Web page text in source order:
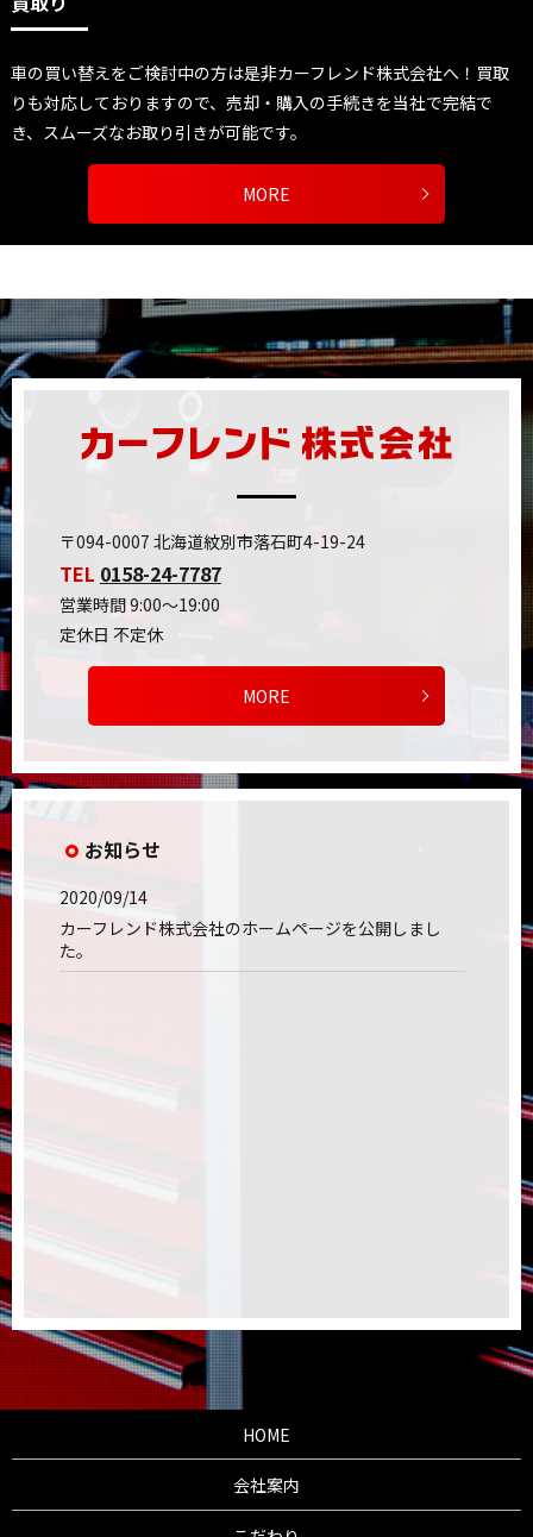
車の買い替えをご検討中の方は是非カーフレンド株式会社へ！買取
りも対応しておりますので、売却・購入の手続きを当社で完結で
き、スムーズなお取り引きが可能です。
MORE
〒094-0007 北海道紋別市落石町4-19-24
TEL 0158-24-7787
営業時間 9:00～19:00
定休日 不定休
MORE
お知らせ
2020/09/14
カーフレンド株式会社のホームページを公開しまし
た。
HOME
会社案内